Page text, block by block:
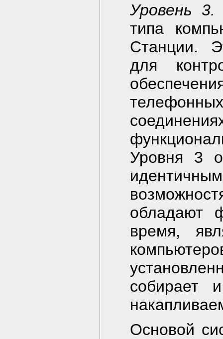
Уровень 3.
типа
Станции.
для
Уровня 3
обладают
время,
собирает
Основой